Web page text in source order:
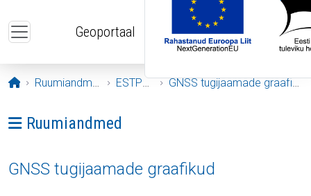
Geoportaal
Avaleht
Ruumiandmed ESTPOS GNSS tugijaamade graafikud
Ava menüü: Ruumiandmed
Ruumiandmed
GNSS tugijaamade graafikud